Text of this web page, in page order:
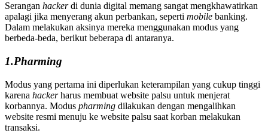
Serangan hackerdi dunia digital memang sangat mengkhawatirkan
apalagi jika menyerang akun perbankan, seperti mobile banking.
Dalam melakukan aksinya mereka menggunakan modus yang
berbeda-beda, berikut beberapa di antaranya.
1.Pharming
Modus yang pertama ini diperlukan keterampilan yang cukup tinggi
karena hackerharus membuat website palsu untuk menjerat
korbannya. Modus pharming dilakukan dengan mengalihkan
website resmi menuju ke website palsu saat korban melakukan
transaksi.